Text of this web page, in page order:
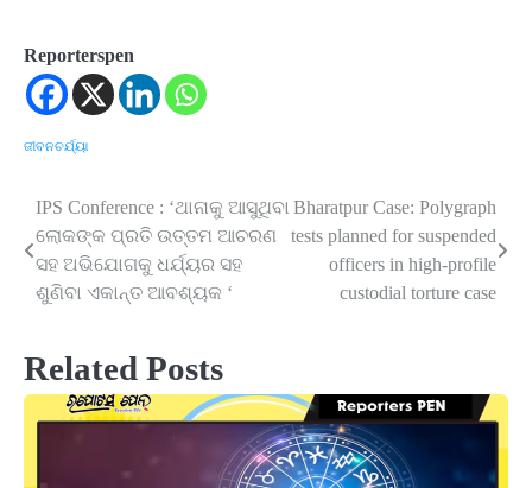
Reporterspen
ଜୀବନଚର୍ଯ୍ୟା
Post
navigation
IPS Conference : ‘ଥାନାକୁ ଆସୁଥିବା
ଲୋକଙ୍କ ପ୍ରତି ଉତ୍ତମ ଆଚରଣ
ସହ ଅଭିଯୋଗକୁ ଧର୍ଯ୍ୟର ସହ
ଶୁଣିବା ଏକାନ୍ତ ଆବଶ୍ୟକ ‘
Bharatpur Case: Polygraph
tests planned for suspended
officers in high-profile
custodial torture case
Related Posts